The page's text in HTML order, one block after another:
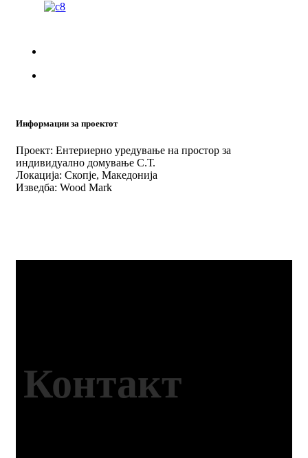
Информации за проектот
Проект: Ентериерно уредување на простор за
индивидуално домување С.Т.
Локација: Скопје, Македонија
Изведба: Wood Mark
Контакт